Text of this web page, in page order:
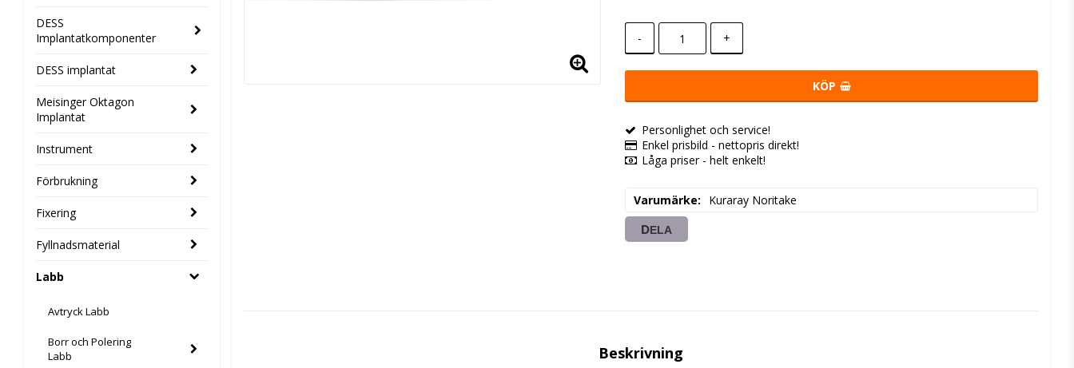
DESS
Implantatkomponenter
DESS implantat
Meisinger Oktagon
Implantat
Instrument
Förbrukning
Fixering
Fyllnadsmaterial
Labb
Avtryck Labb
Borr och Polering
Labb
- +
KÖP
Personlighet och service!
Enkel prisbild - nettopris direkt!
Låga priser - helt enkelt!
Varumärke Kuraray Noritake
DELA
Beskrivning